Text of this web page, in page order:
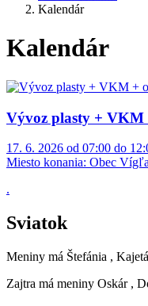
Kalendár
Kalendár
Vývoz plasty + VKM
17. 6. 2026 od 07:00 do
Miesto konania: Obec
.
Sviatok
Meniny má Štefánia ,
Zajtra má meniny Oskár ,